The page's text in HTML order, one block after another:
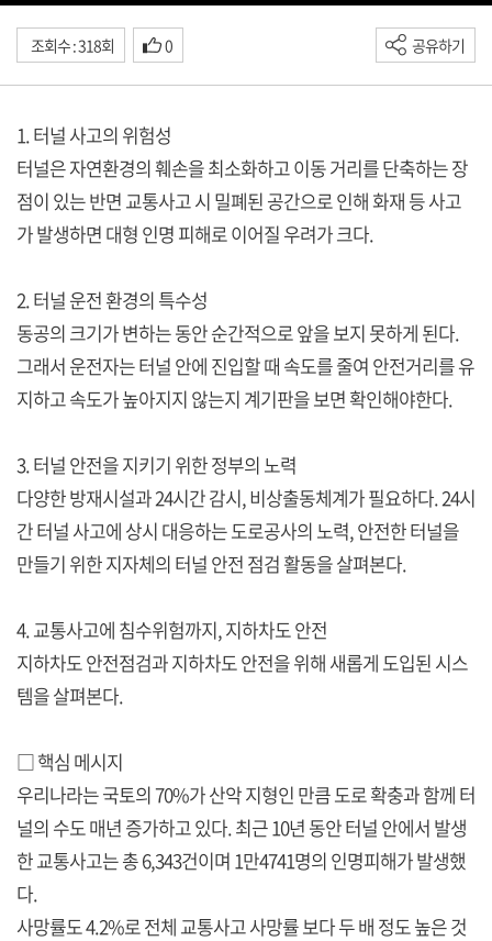
조회수 : 318회 0 공유하기
1. 터널 사고의 위험성
터널은 자연환경의 훼손을 최소화하고 이동 거리를 단축하는 장
점이 있는 반면 교통사고 시 밀폐된 공간으로 인해 화재 등 사고
가 발생하면 대형 인명 피해로 이어질 우려가 크다.
2. 터널 운전 환경의 특수성
동공의 크기가 변하는 동안 순간적으로 앞을 보지 못하게 된다.
그래서 운전자는 터널 안에 진입할 때 속도를 줄여 안전거리를 유
지하고 속도가 높아지지 않는지 계기판을 보면 확인해야한다.
3. 터널 안전을 지키기 위한 정부의 노력
다양한 방재시설과 24시간 감시, 비상출동체계가 필요하다. 24시
간 터널 사고에 상시 대응하는 도로공사의 노력, 안전한 터널을
만들기 위한 지자체의 터널 안전 점검 활동을 살펴본다.
4. 교통사고에 침수위험까지, 지하차도 안전
지하차도 안전점검과 지하차도 안전을 위해 새롭게 도입된 시스
템을 살펴본다.
□ 핵심 메시지
우리나라는 국토의 70%가 산악 지형인 만큼 도로 확충과 함께 터
널의 수도 매년 증가하고 있다. 최근 10년 동안 터널 안에서 발생
한 교통사고는 총 6,343건이며 1만4741명의 인명피해가 발생했
다.
사망률도 4.2%로 전체 교통사고 사망률 보다 두 배 정도 높은 것